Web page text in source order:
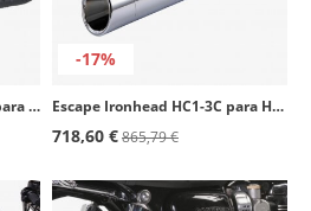
Escape Ironhead OVC11SB para Moto Guzzi V7 II color Negro
-17%
Escape Ironhead HC1-3C para Harley Davidson Softail Deluxe (07-16), Softail Slim (12-16) color Cromado
718,60 €865,79 €